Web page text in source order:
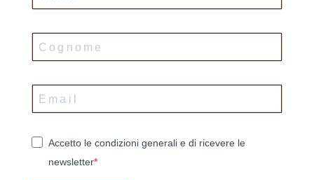
Accetto le condizioni generali e di ricevere le
newsletter